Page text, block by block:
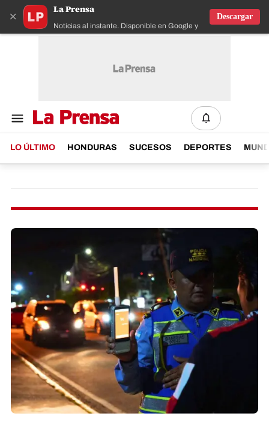
×
La Prensa
Noticias al instante. Disponible en Google y IOS
Descargar
LO ÚLTIMO HONDURAS SUCESOS DEPORTES